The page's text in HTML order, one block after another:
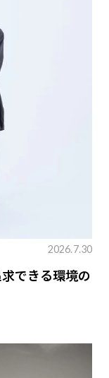
2026.7.30
できる環境の